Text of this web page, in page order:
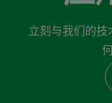
立刻与我们的